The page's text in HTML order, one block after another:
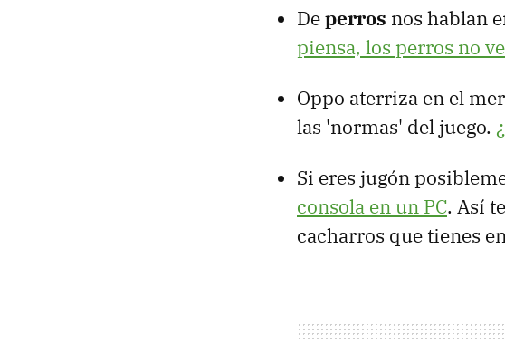
Deperros nos hablan
piensa, los perros no
Oppo aterriza en el
las 'normas' del juego.
Si eres jugón
consola en un PC. Así
cacharros que tienes